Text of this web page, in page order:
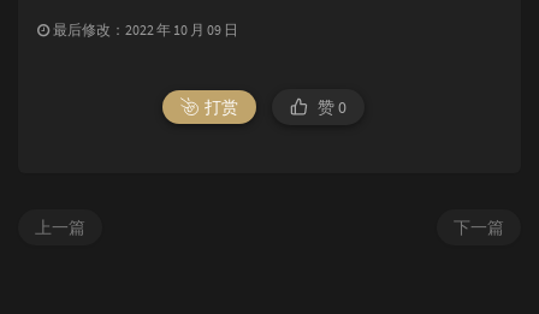
最后修改：2022 年 10 月 09 日
打赏 赞0
下一篇
上一篇